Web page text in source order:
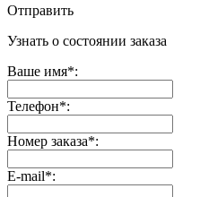
Отправить
Узнать о состоянии заказа
Ваше имя*:
Телефон*:
Номер заказа*:
E-mail*: